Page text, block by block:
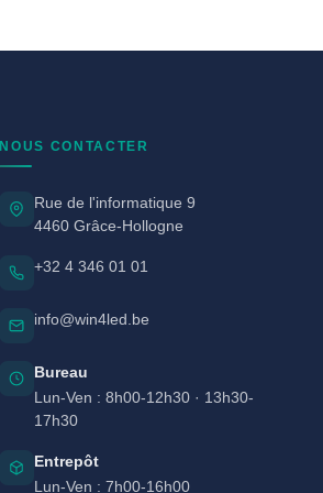
NOUS CONTACTER
Rue de l'informatique 9
4460 Grâce-Hollogne
+32 4 346 01 01
info@win4led.be
Bureau
Lun-Ven : 8h00-12h30 · 13h30-
17h30
Entrepôt
Lun-Ven : 7h00-16h00